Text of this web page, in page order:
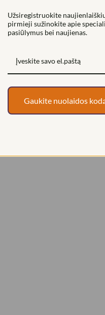
Užsiregistruokite
pirmieji sužinokite apie
pasiūlymus bei naujienas.
Gaukite nuolaidos